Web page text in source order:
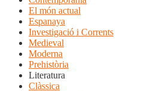
El món actual
Espanaya
Investigació i Corrents
Medieval
Moderna
Prehistòria
Literatura
Clàssica